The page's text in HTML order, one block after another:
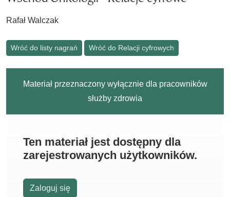
Rafał Walczak
Wróć do listy nagrań Wróć do Relacji cyfrowych
Materiał przeznaczony wyłącznie dla pracowników
służby zdrowia
Ten materiał jest dostępny dla
zarejestrowanych użytkowników.
Zaloguj się